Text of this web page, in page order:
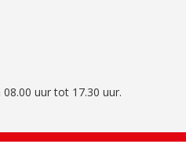
uur tot 17.30 uur.